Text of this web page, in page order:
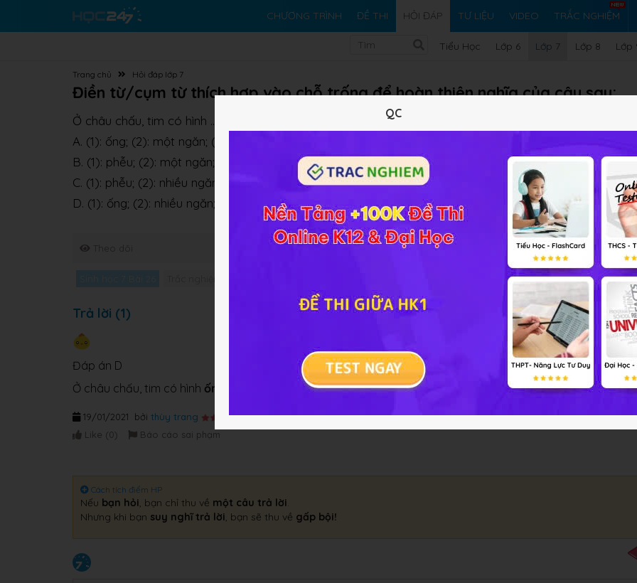
CHƯƠNG TRÌNH ĐỀ THI HỎI ĐÁP TƯ LIỆU VIDEO TRẮC NGHIỆM
Tiểu Học Lớp 6 Lớp 7 Lớp 8 Lớp
Trang chủ Hỏi đáp lớp 7
Điền từ/cụm từ thích hợp vào chỗ trống để hoàn thiện nghĩa của câu sau:
Ở châu chấu, tim có hình …(1)…, có …(2)… và nằm ở …(3)….
A. (1): ống; (2): một ngăn; (3): mặt bụng
B. (1): phễu; (2): một ngăn; (3): mặt lưng
C. (1): phễu; (2): nhiều ngăn; (3): mặt bụng
D. (1): ống; (2): nhiều ngăn; (3): mặt lưng
Theo dõi Vi
Trả lời (1)
Đáp án D
Ở châu chấu, tim có hình ống nhiều ngănvà nằm ởmặt lưng
bởi thùy trang
19/01/2021
Like (0) Báo cáo sai phạm
Cách tích điểm HP
Nếu bạn hỏi, bạn chỉ thu về một câu trả lời.
Nhưng khi bạn suy nghĩ trả lời, bạn sẽ thu về gấp bội!
QC